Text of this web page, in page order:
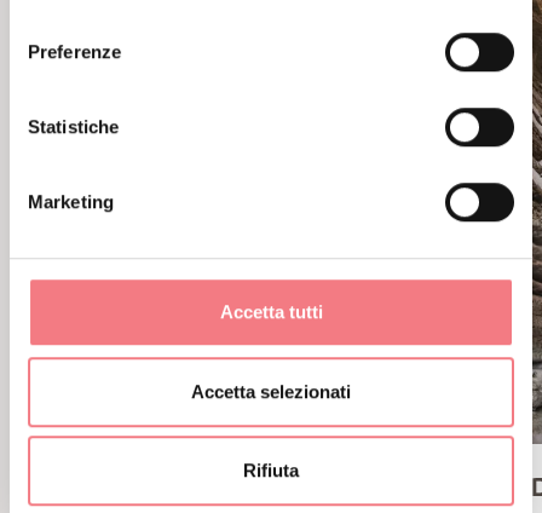
Preferenze
Statistiche
Marketing
Accetta tutti
Accetta selezionati
Rifiuta
BRENT